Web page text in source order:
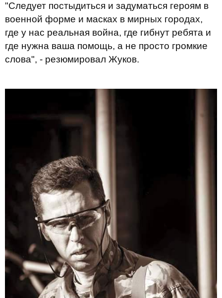
"Следует постыдиться и задуматься героям в
военной форме и масках в мирных городах,
где у нас реальная война, где гибнут ребята и
где нужна ваша помощь, а не просто громкие
слова", - резюмировал Жуков.